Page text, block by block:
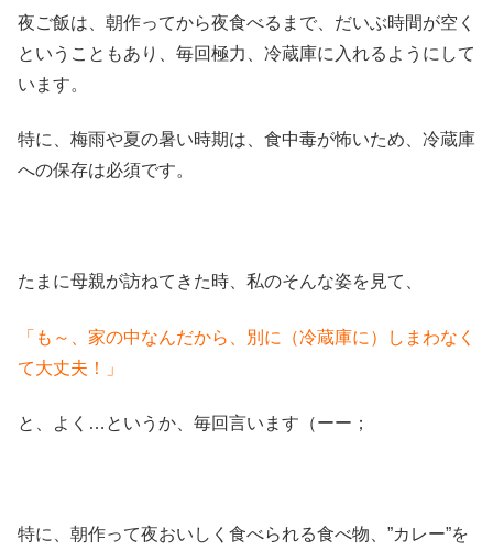
夜ご飯は、朝作ってから夜食べるまで、だいぶ時間が空く
ということもあり、毎回極力、冷蔵庫に入れるようにして
います。
特に、梅雨や夏の暑い時期は、食中毒が怖いため、冷蔵庫
への保存は必須です。
たまに母親が訪ねてきた時、私のそんな姿を見て、
「も～、家の中なんだから、別に（冷蔵庫に）しまわなく
て大丈夫！」
と、よく…というか、毎回言います（ーー；
特に、朝作って夜おいしく食べられる食べ物、”カレー”を